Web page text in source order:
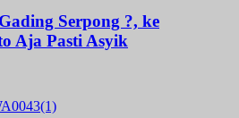
Serpong ?, ke
Aja Pasti Asyik